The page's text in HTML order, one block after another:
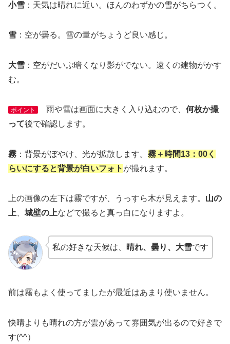
小雪 ：天気は晴れに近い。ほんのわずかの雪がちらつく。
雪 ：空が曇る。雪の量がちょうど良い感じ。
大雪 ：空がだいぶ暗くなり影がでない。遠くの建物がかす
む。
ポイント 雨や雪は画面に大きく入り込むので、 何枚か撮
って後で確認します。
霧 ：背景がぼやけ、光が拡散します。 霧＋時間13：00く
らいにすると背景が白いフォト が撮れます。
上の画像の左下は霧ですが、うっすら木が見えます。 山の
上
城壁の上などで撮ると真っ白になりますよ。
私の好きな天候は、 晴れ、曇り、大雪です
前は霧もよく使ってましたが最近はあまり使いません。
快晴よりも晴れの方が雲があって雰囲気が出るので好きで
す(^^）